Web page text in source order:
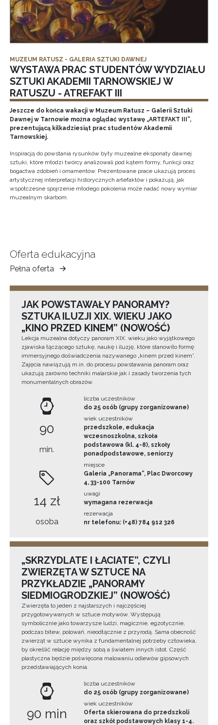
MUZEUM RATUSZ - GALERIA SZTUKI DAWNEJ
WYSTAWA PRAC STUDENTÓW WYDZIAŁU
SZTUKI AKADEMII TARNOWSKIEJ W
RATUSZU - ATREFAKT III
Jeszcze do końca wakacji w Muzeum Ratusz – Galerii Sztuki
Dawnej w Tarnowie można oglądać wystawę „ARTEFAKT III”,
prezentującą kilkadziesiąt prac studentów Akademii
Tarnowskiej.
Inspiracją do powstania rysunków były muzealne eksponaty dawnej
sztuki, które młodzi twórcy analizowali pod kątem formy, funkcji oraz
bogactwa zdobień i ornamentów. Prezentowane prace ukazują proces
artystycznej interpretacji historycznych artefaktów i pokazują, jak
współczesne spojrzenie młodego pokolenia może nadać nowy wymiar
muzealnym skarbom.
Oferta edukacyjna
Pełna oferta
Muzeum
Ziemi
JAK POWSTAWAŁY PANORAMY?
SZTUKA ILUZJI XIX. WIEKU JAKO
„KINO PRZED KINEM” (NOWOŚĆ)
Lekcja muzealna dotyczy panoram XIX. wieku jako wyjątkowego
zjawiska łączącego sztukę, naukę i iluzję, które stanowiło formę
immersyjnego doświadczenia nazywanego „kinem przed kinem”.
Zajęcia nawiązują m.in. do procesu powstawania panoram oraz
ukazują zarówno techniki malarskie jak i zasady tworzenia tych
monumentalnych obrazów.
90
min.
14 zł
osoba
liczba uczestników
do 25 osób (grupy zorganizowane)
wiek uczestników
przedszkole, edukacja
wczesnoszkolna, szkoła
podstawowa (kl. 4-8), szkoły
ponadpodstawowe, seniorzy
miejsce
Galeria „Panorama”, Plac Dworcowy
4, 33-100 Tarnów
uwagi
wymagana rezerwacja
rezerwacja
nr telefonu: (+48) 784 912 326
„SKRZYDLATE I ŁACIATE”, CZYLI
ZWIERZĘTA W SZTUCE NA
PRZYKŁADZIE „PANORAMY
SIEDMIOGRODZKIEJ” (NOWOŚĆ)
Zwierzęta to jeden z najstarszych i najczęściej
przygotowywanych w sztuce motywów. Występują
symbolicznie jako towarzysze ludzi, magicznie, egzotycznie,
podczas bitew, polowań, nieodłącznie z przyrodą. Sama obecność
zwierząt w sztuce wynika z fundamentalnej potrzeby człowieka,
by określić relację między sobą a światem innych istot. Część
plastyczna będzie poświęcona malowaniu odlewów gipsowych
przedstawiających konia.
90 min
liczba uczestników
do 25 osób (grupy zorganizowane)
wiek uczestników
Oferta skierowana do przedszkoli
oraz szkół podstawowych klasy 1-4.